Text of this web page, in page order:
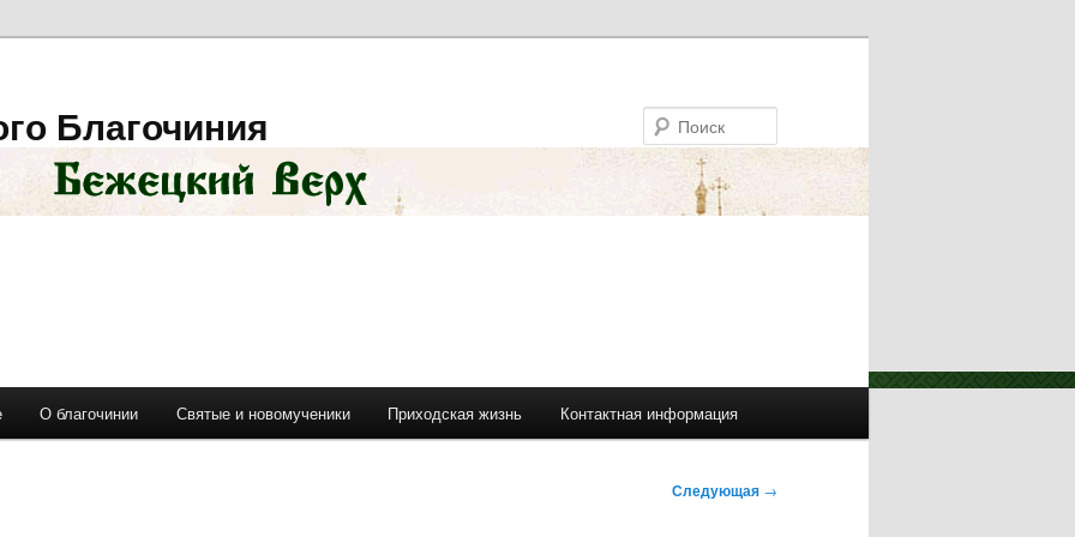
Благочиния
О благочинии Святые и новомученики Приходская жизнь Контактная информация
Следующая →